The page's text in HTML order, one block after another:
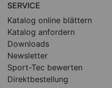
SERVICE
Katalog online blättern
Katalog anfordern
Downloads
Newsletter
Sport-Tec bewerten
Direktbestellung